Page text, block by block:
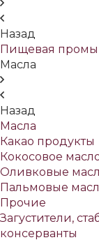
Назад
Пищевая
Масла
Назад
Масла
Какао продукты
Кокосовое
Оливковые
Пальмовые
Прочие
Загустители,
консерванты